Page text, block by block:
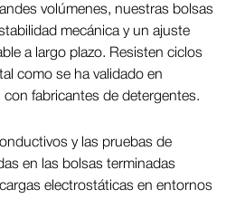
volúmenes, nuestras bolsas
mecánica y un ajuste
a largo plazo. Resisten ciclos
como se ha validado en
fabricantes de detergentes.
y las pruebas de
en las bolsas terminadas
electrostáticas en entornos